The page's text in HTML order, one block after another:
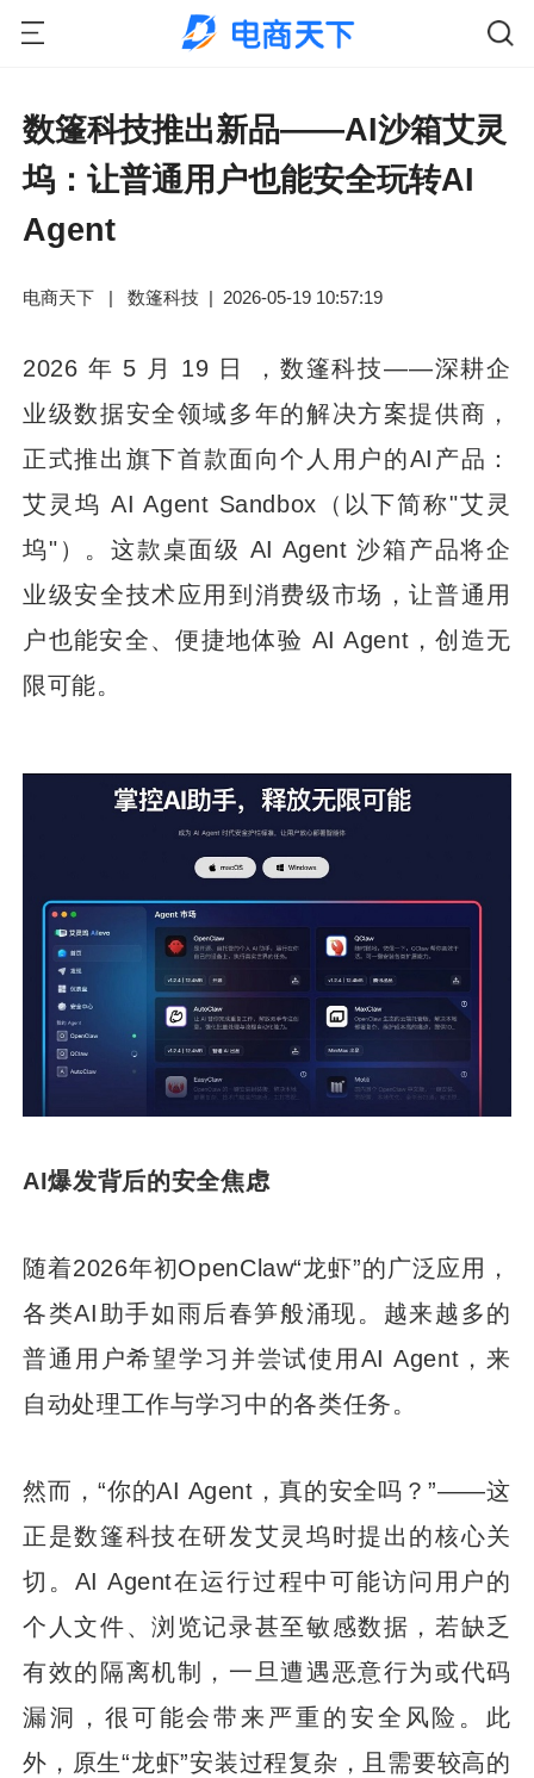
数篷科技推出新品——AI沙箱艾灵
坞：让普通用户也能安全玩转AI
Agent
电商天下 | 数篷科技 | 2026-05-19 10:57:19
2026 年 5 月 19 日 ，数篷科技——深耕企
业级数据安全领域多年的解决方案提供商，
正式推出旗下首款面向个人用户的AI产品：
艾灵坞 AI Agent Sandbox（以下简称"艾灵
坞"）。这款桌面级 AI Agent 沙箱产品将企
业级安全技术应用到消费级市场，让普通用
户也能安全、便捷地体验 AI Agent，创造无
限可能。
AI爆发背后的安全焦虑
随着2026年初OpenClaw“龙虾”的广泛应用，
各类AI助手如雨后春笋般涌现。越来越多的
普通用户希望学习并尝试使用AI Agent，来
自动处理工作与学习中的各类任务。
然而，“你的AI Agent，真的安全吗？”——这
正是数篷科技在研发艾灵坞时提出的核心关
切。AI Agent在运行过程中可能访问用户的
个人文件、浏览记录甚至敏感数据，若缺乏
有效的隔离机制，一旦遭遇恶意行为或代码
漏洞，很可能会带来严重的安全风险。此
外，原生“龙虾”安装过程复杂，且需要较高的